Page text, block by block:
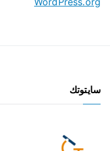
سايتوتك